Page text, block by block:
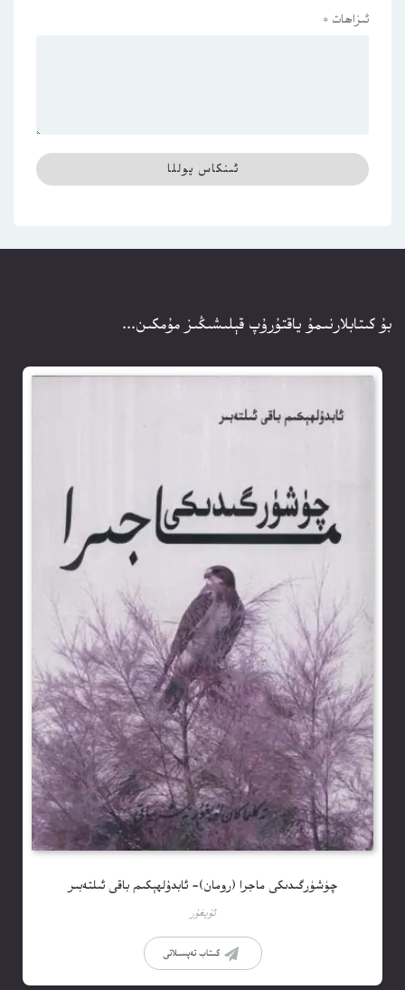
ئىزاھات *
بۇ كىتابلارنىمۇ ياقتۇرۇپ قېلىشىڭىز مۇمكىن...
چۈشۈرگىدىكى ماجرا (رومان)- ئابدۇلھېكىم باقى ئىلتەبىر
ئۇيغۇر
كىتاب تەپسىلاتى